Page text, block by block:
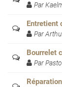
Par
Entretient
Par
Bourrelet
Par
Réparation